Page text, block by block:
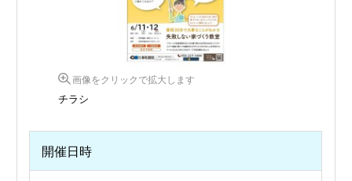
画像をクリックで拡大します
チラシ
開催日時